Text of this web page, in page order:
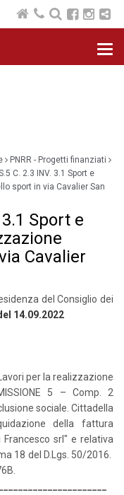
PNRR - Progetti finanziati
C. 2.3 INV. 3.1 Sport e
sport in via Cavalier San
3.1 Sport e
Cavalier
del Consiglio dei
14.09.2022
per la realizzazione
5 – Comp. 2
sociale. Cittadella
della fattura
srl" e relativa
18 del D.Lgs. 50/2016.